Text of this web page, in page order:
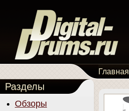
Главная
Разделы
Обзоры